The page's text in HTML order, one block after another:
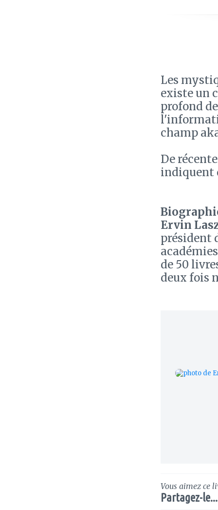
Les
existe un
profond
champ
De
indiquent
Ervin
président
de 50
deux fois
Vous aimez ce
Partagez-le...